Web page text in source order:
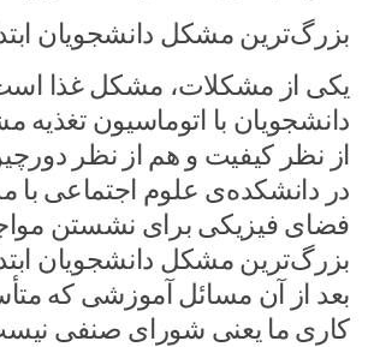
بزرگ‌ترین مشکل دانشجویان
یکی از مشکلات، مشکل غذا
دانشجویان با اتوماسیون تغذیه
از نظر کیفیت و هم از نظر
در دانشکده‌ی علوم اجتماعی با
فضای فیزیکی برای نشستن
بزرگ‌ترین مشکل دانشجویان
بعد از آن مسائل آموزشی که
کاری ما یعنی شورای صنفی